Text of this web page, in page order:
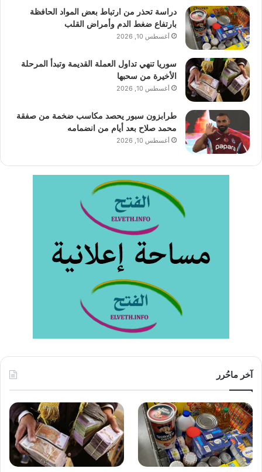
دراسة تحذر من ارتباط بعض المواد الحافظة
بارتفاع ضغط الدم وأمراض القلب
أغسطس 10, 2026
سوريا تنهي تداول العملة القديمة وتبدأ المرحلة
الأخيرة من سحبها
أغسطس 10, 2026
طرابزون سبور يحصد مكاسب ضخمة من صفقة
محمد صلاح بعد أيام من انضمامه
أغسطس 10, 2026
آخر ماحُرر